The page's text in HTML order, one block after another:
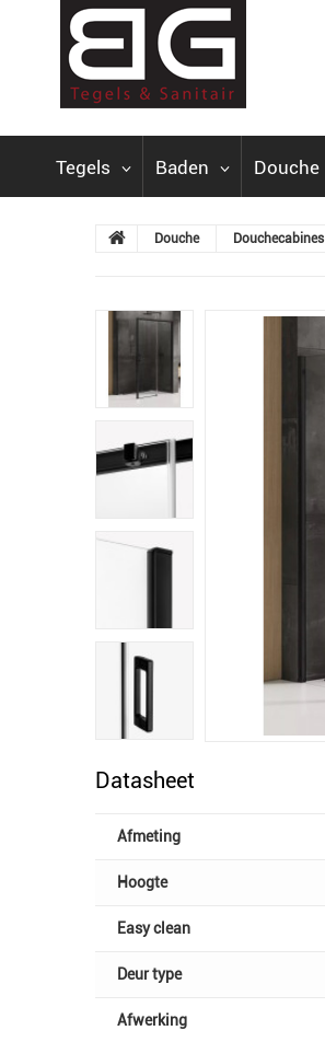
Tegels Baden Douche
Douche Douchecabines
Datasheet
Afmeting
Hoogte
Easy clean
Deur type
Afwerking